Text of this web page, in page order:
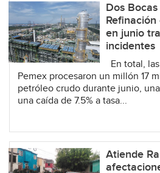
Dos Bocas
en junio
incidentes
En total,
Pemex procesaron un millón 17
petróleo crudo durante junio,
una caída de 7.5% a tasa...
Atiende